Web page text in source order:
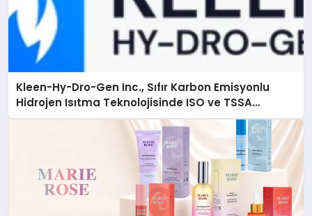
Kleen-Hy-Dro-Gen Inc., Sıfır Karbon Emisyonlu
Hidrojen Isıtma Teknolojisinde ISO ve TSSA
Düzenleyici Onaylarını Aldı